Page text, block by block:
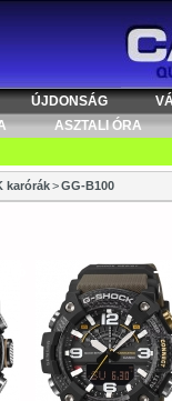
ÚJDONSÁG
ASZTALI ÓRA
karórák>GG-B100
-